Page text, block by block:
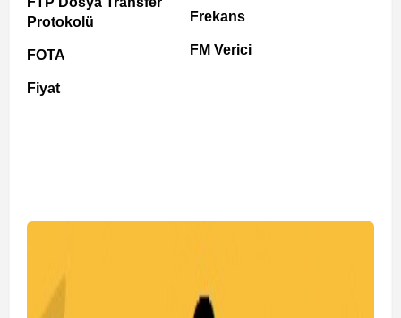
Protokolü
FOTA
Fiyat
Frekans
FM Verici